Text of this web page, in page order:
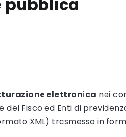
pubblica
elettronica nei
Fisco ed Enti di
XML) trasmesso in